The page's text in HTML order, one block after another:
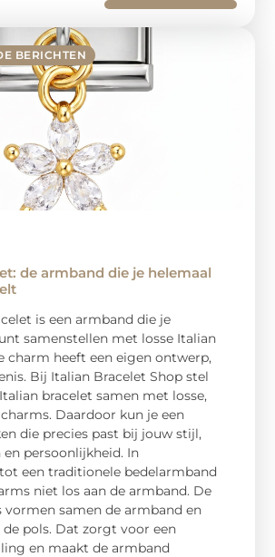
BERICHTEN
de armband die je helemaal
is een armband die je
samenstellen met losse Italian
charm heeft een eigen ontwerp,
Bij Italian Bracelet Shop stel
bracelet samen met losse,
Daardoor kun je een
die precies past bij jouw stijl,
persoonlijkheid. In
een traditionele bedelarmband
niet los aan de armband. De
vormen samen de armband en
pols. Dat zorgt voor een
en maakt de armband